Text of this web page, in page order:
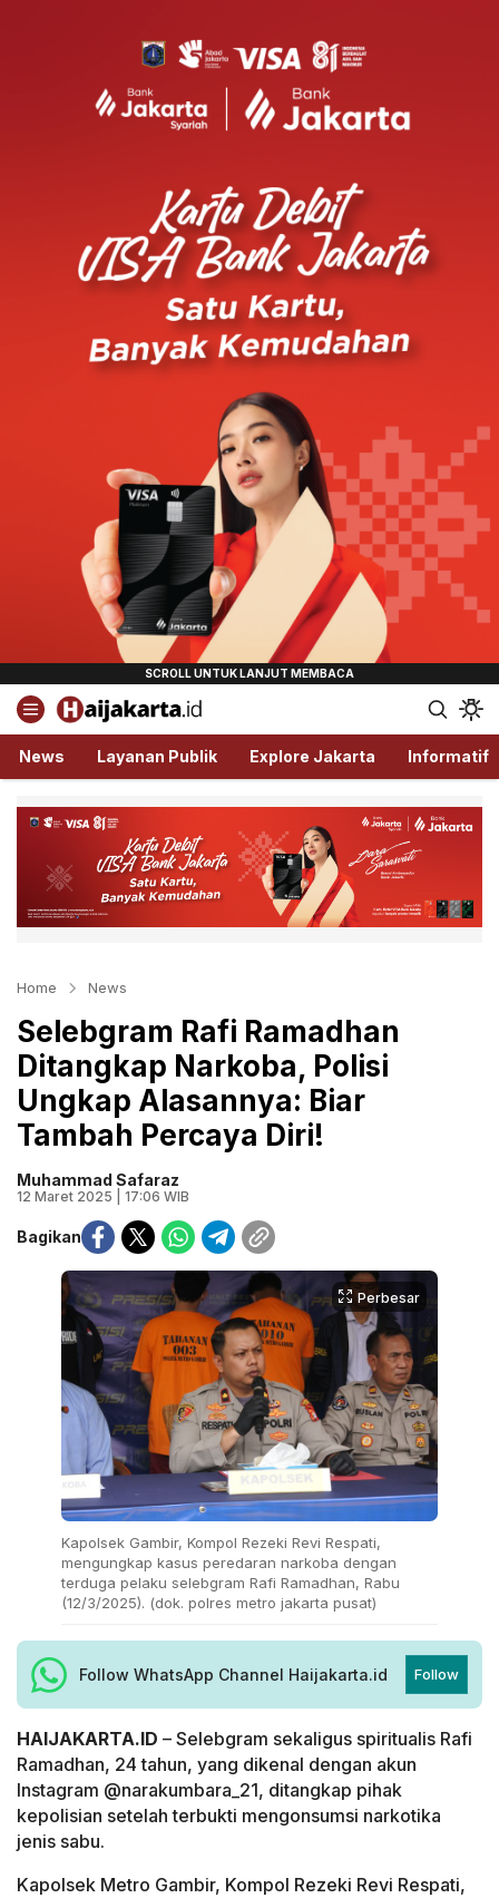
Haijakarta.id
Semua Tentang Jakarta Ada Disini!
News Layanan Publik Explore Jakarta Informatif
Home News
Selebgram Rafi Ramadhan
Ditangkap Narkoba, Polisi
Ungkap Alasannya: Biar
Tambah Percaya Diri!
Muhammad Safaraz
12 Maret 2025 | 17:06 WIB
Bagikan
Perbesar
Kapolsek Gambir, Kompol Rezeki Revi Respati,
mengungkap kasus peredaran narkoba dengan
terduga pelaku selebgram Rafi Ramadhan, Rabu
(12/3/2025). (dok. polres metro jakarta pusat)
Follow WhatsApp Channel Haijakarta.id Follow
HAIJAKARTA.ID – Selebgram sekaligus spiritualis Rafi
Ramadhan, 24 tahun, yang dikenal dengan akun
Instagram @narakumbara_21, ditangkap pihak
kepolisian setelah terbukti mengonsumsi narkotika
jenis sabu.
Kapolsek Metro Gambir, Kompol Rezeki Revi Respati,